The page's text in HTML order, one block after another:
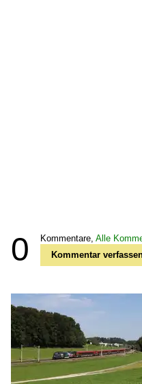
0 Kommentare, Alle
Kommentar